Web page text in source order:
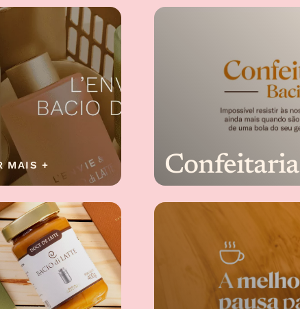
MAIS + Confeitaria